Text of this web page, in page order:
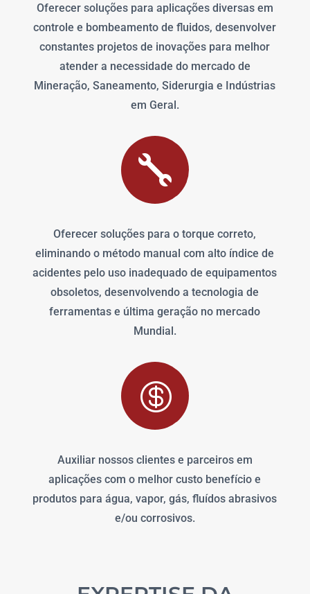
Oferecer soluções para aplicações diversas em
controle e bombeamento de fluidos, desenvolver
constantes projetos de inovações para melhor
atender a necessidade do mercado de
Mineração, Saneamento, Siderurgia e Indústrias
em Geral.

Oferecer soluções para o torque correto,
eliminando o método manual com alto índice de
acidentes pelo uso inadequado de equipamentos
obsoletos, desenvolvendo a tecnologia de
ferramentas e última geração no mercado
Mundial.

Auxiliar nossos clientes e parceiros em
aplicações com o melhor custo benefício e
produtos para água, vapor, gás, fluídos abrasivos
e/ou corrosivos.